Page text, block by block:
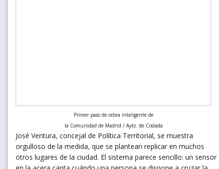
Primer paso de cebra inteligente de
la Comunidad de Madrid / Ayto. de Coslada
José Ventura, concejal de Política Territorial, se muestra
orgulloso de la medida, que se plantean replicar en muchos
otros lugares de la ciudad. El sistema parece sencillo: un sensor